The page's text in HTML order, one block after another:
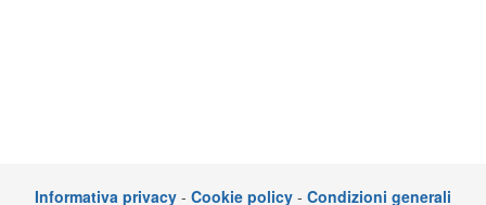
Informativa privacy - Cookie policy - Condizioni generali